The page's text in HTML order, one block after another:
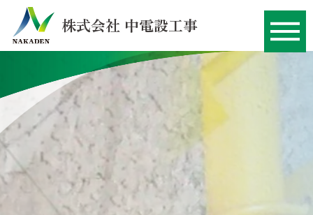
株式会社 中電設工事